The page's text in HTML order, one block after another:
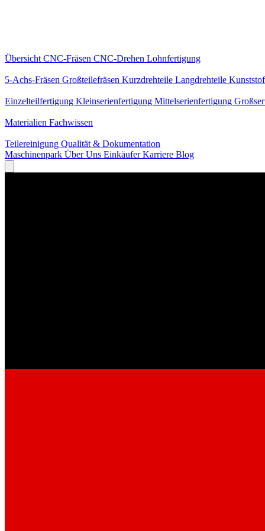
Übersicht CNC-Fräsen CNC-Drehen Lohnfertigung
5-Achs-Fräsen Großteilefräsen Kurzdrehteile Langdrehteile
Einzelteilfertigung Kleinserienfertigung Mittelserienfertigung
Materialien Fachwissen
Teilereinigung Qualität & Dokumentation
Maschinenpark Über Uns EinkäuferKarriere Blog